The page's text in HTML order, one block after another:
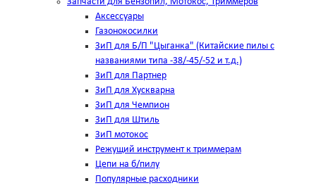
Аксессуары
Газонокосилки
ЗиП для Б/П "Цыганка" (Китайские пилы с
названиями типа -38/-45/-52 и т.д.)
ЗиП для Партнер
ЗиП для Хускварна
ЗиП для Чемпион
ЗиП для Штиль
ЗиП мотокос
Режущий инструмент к триммерам
Цепи на б/пилу
Популярные расходники